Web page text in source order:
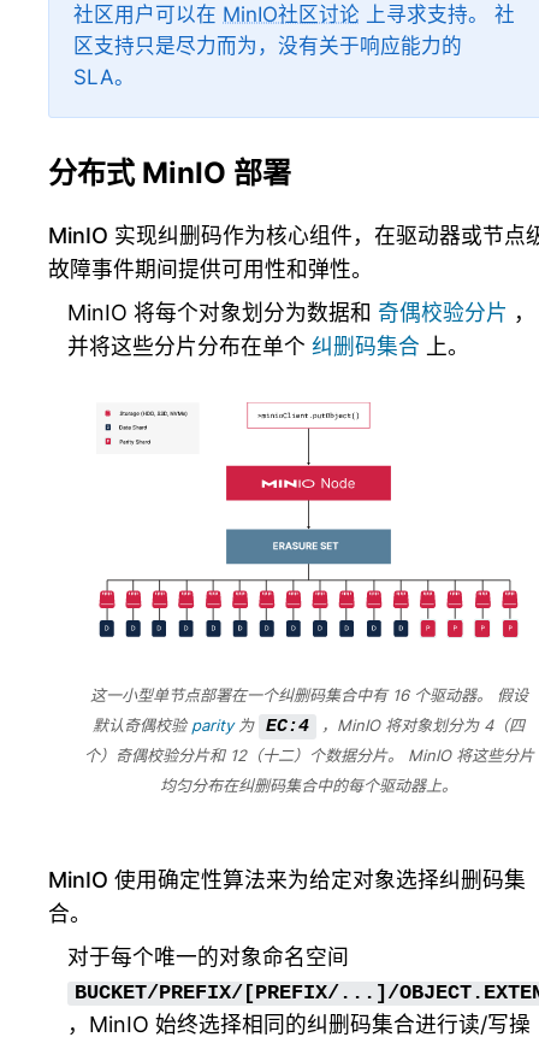
社区用户可以在 MinIO社区讨论 上寻求支持。 社
区支持只是尽力而为，没有关于响应能力的
SLA。
分布式 MinIO 部署
MinIO 实现纠删码作为核心组件，在驱动器或节点
故障事件期间提供可用性和弹性。
MinIO 将每个对象划分为数据和 奇偶校验分片 ，
并将这些分片分布在单个 纠删码集合 上。
这一小型单节点部署在一个纠删码集合中有 16 个驱动器。 假设
默认奇偶校验 parity为 EC:4
，MinIO 将对象划分为 4（四
个）奇偶校验分片和 12（十二）个数据分片。 MinIO 将这些分片
均匀分布在纠删码集合中的每个驱动器上。
MinIO 使用确定性算法来为给定对象选择纠删码集
合。
对于每个唯一的对象命名空间
BUCKET/PREFIX/[PREFIX/...]/
，MinIO 始终选择相同的纠删码集合进行读/写操